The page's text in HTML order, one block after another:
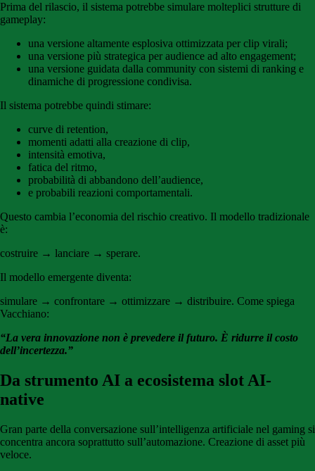
Prima del rilascio, il sistema potrebbe simulare molteplici strutture di
gameplay:
una versione altamente esplosiva ottimizzata per clip virali;
una versione più strategica per audience ad alto engagement;
una versione guidata dalla community con sistemi di ranking e
dinamiche di progressione condivisa.
Il sistema potrebbe quindi stimare:
curve di retention,
momenti adatti alla creazione di clip,
intensità emotiva,
fatica del ritmo,
probabilità di abbandono dell’audience,
e probabili reazioni comportamentali.
Questo cambia l’economia del rischio creativo. Il modello tradizionale
è:
costruire → lanciare → sperare.
Il modello emergente diventa:
simulare → confrontare → ottimizzare → distribuire. Come spiega
Vacchiano:
“La vera innovazione non è prevedere il futuro. È ridurre il costo
dell’incertezza.”
Da strumento AI a ecosistema slot AI-
native
Gran parte della conversazione sull’intelligenza artificiale nel gaming si
concentra ancora soprattutto sull’automazione. Creazione di asset più
veloce.